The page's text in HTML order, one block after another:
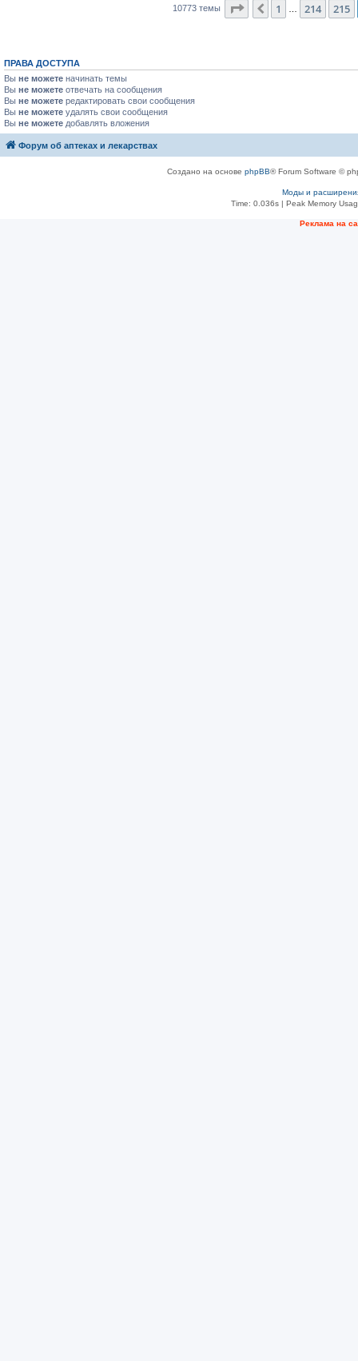
10773 темы Страница 216из 431
Пред.
1 214 215
ПРАВА ДОСТУПА
Вы не можете начинать темы
Вы не можете отвечать на сообщения
Вы не можете редактировать свои сообщения
Вы не можете удалять свои сообщения
Вы не можете добавлять вложения
Форум об аптеках и лекарствах
Создано на основе phpBB® Forum Software ©
Моды и
Time: 0.036s| Peak Memory
Рeклама на